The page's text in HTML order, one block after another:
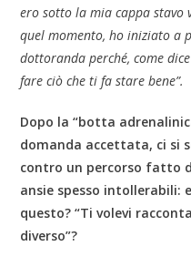
ero sotto la mia cappa stavo
quel momento, ho iniziato a
dottoranda perché, come
fare ciò che ti fa stare bene”.
Dopo la “botta
domanda accettata, ci si
contro un percorso fatto
ansie spesso
questo? “Ti volevi
diverso”?